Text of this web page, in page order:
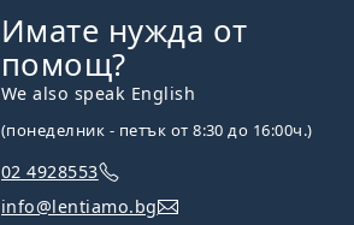
Имате нужда от
помощ?
We also speak English
(понеделник - петък от 8:30 до 16:00ч.)
02 4928553
info@lentiamo.bg